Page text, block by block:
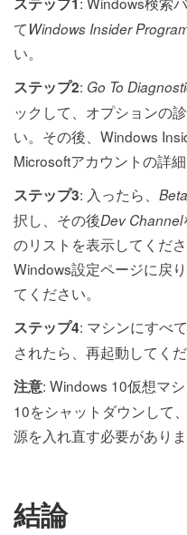
てWindows Insider
い。
ステップ2: Go To
ックして、オプションの
い。その後、Windows
Microsoftアカウントの詳
ステップ3: 入ったら、
択し、その後Dev Channel
のリストを表示してくだ
Windows設定ページに戻り
てください。
ステップ4: マシンにすべ
されたら、再起動してくだ
注意: Windows 10仮想マ
10をシャットダウンして
源を入れ直す必要がありま
結論